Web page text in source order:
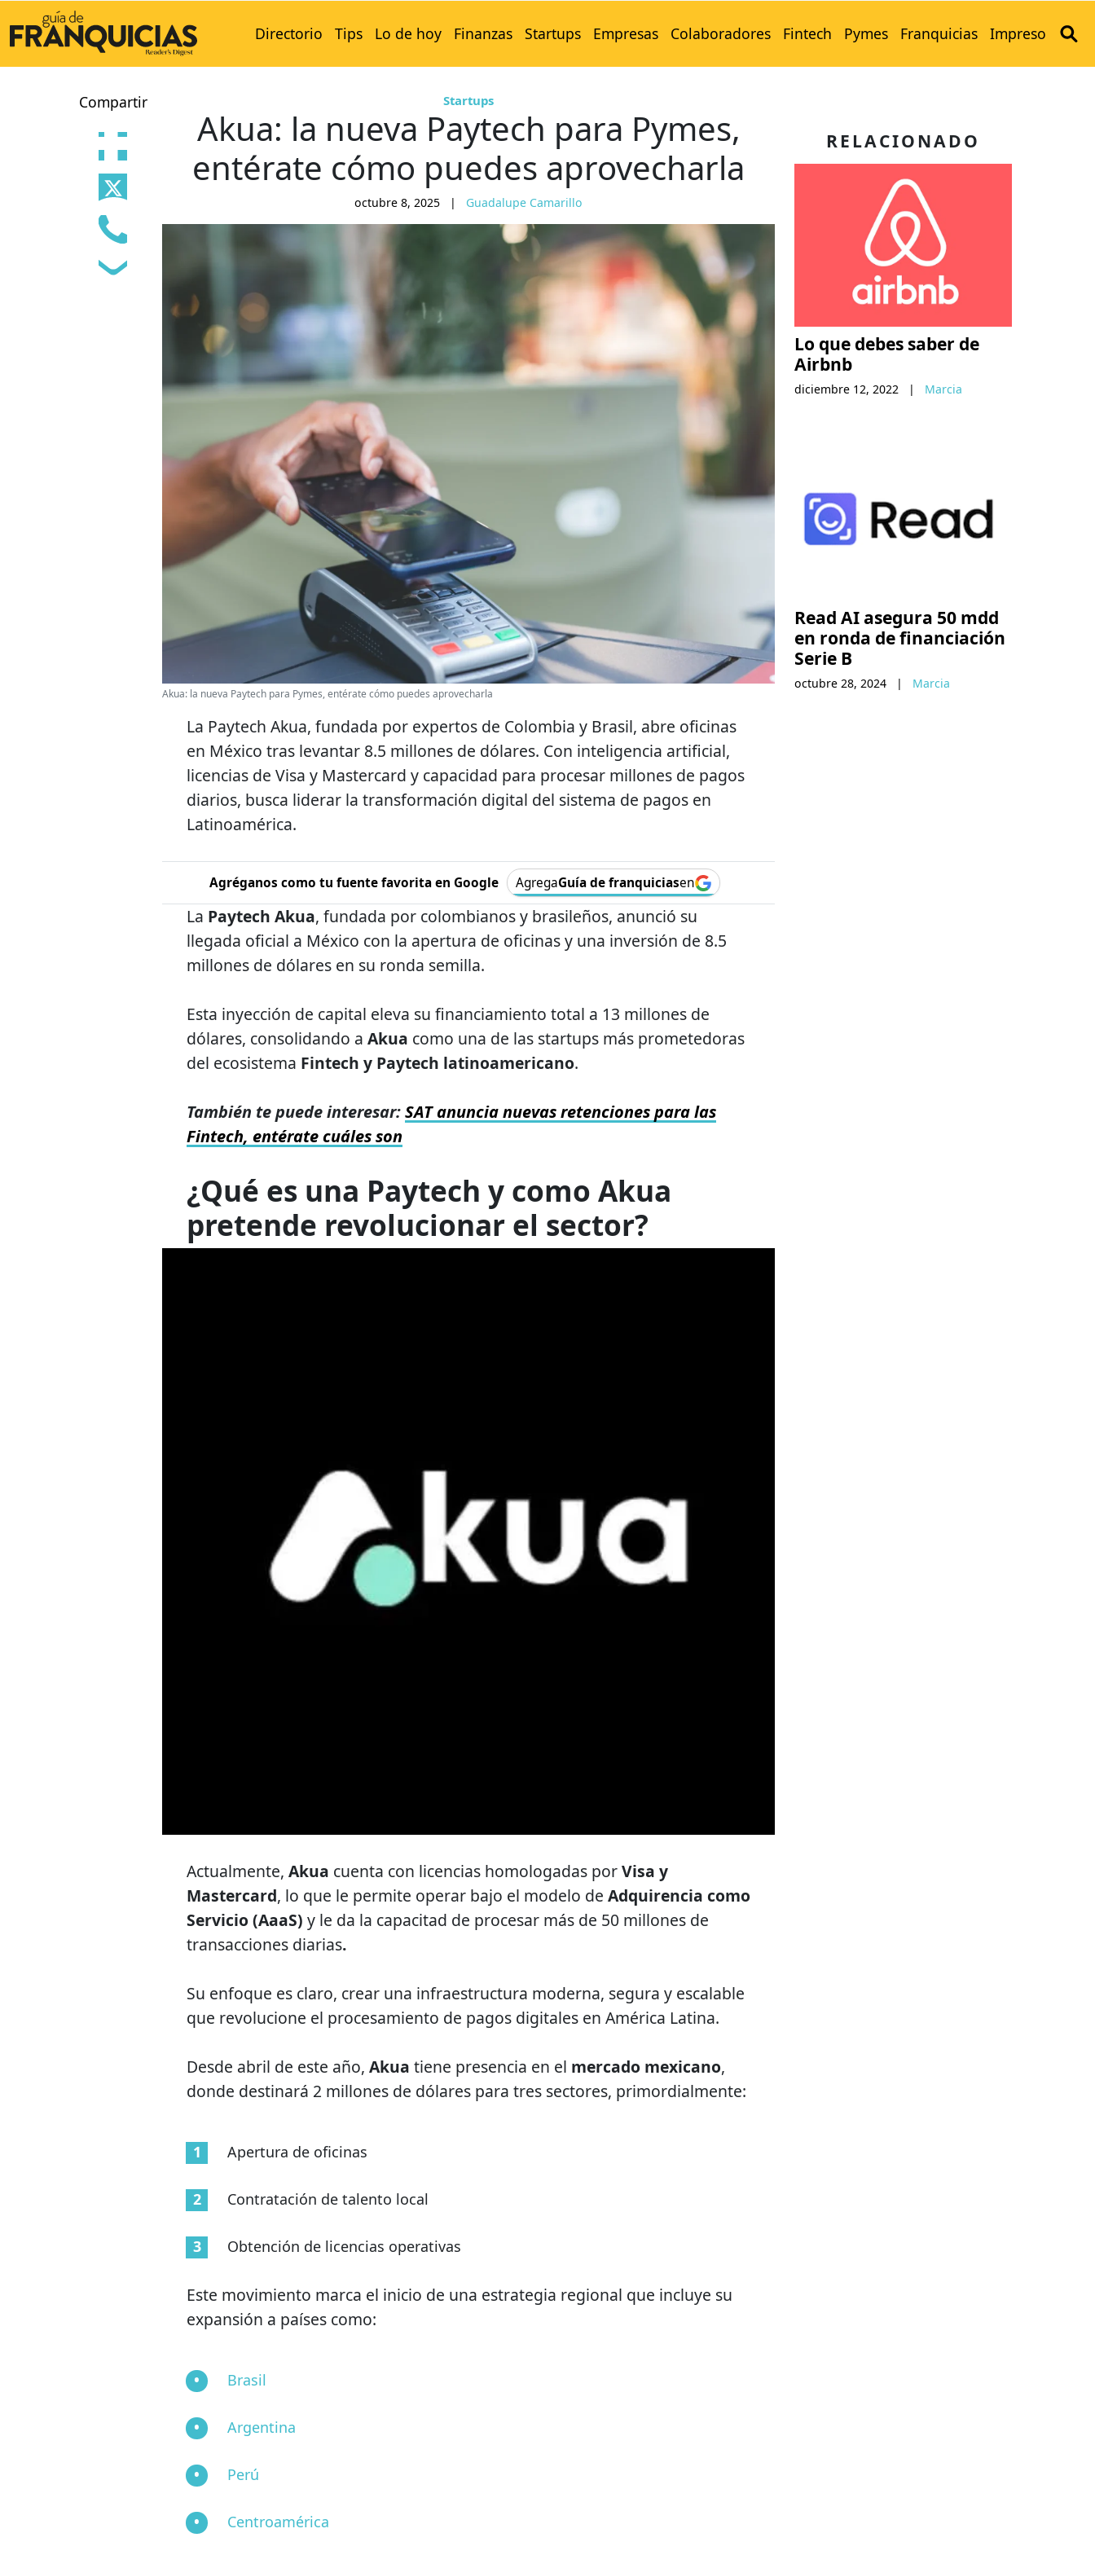
Directorio Tips Lo de hoy Finanzas Startups Empresas Colaboradores Fintech Pymes Franquicias Impreso
Compartir Startups
Akua: la nueva Paytech para Pymes,
entérate cómo puedes aprovecharla
octubre 8, 2025 | Guadalupe Camarillo
Akua: la nueva Paytech para Pymes, entérate cómo puedes aprovecharla
La Paytech Akua, fundada por expertos de Colombia y Brasil, abre oficinas
en México tras levantar 8.5 millones de dólares. Con inteligencia artificial,
licencias de Visa y Mastercard y capacidad para procesar millones de pagos
diarios, busca liderar la transformación digital del sistema de pagos en
Latinoamérica.
Agréganos como tu fuente favorita en Google AgregaGuía de franquiciasen
La Paytech Akua, fundada por colombianos y brasileños, anunció su
llegada oficial a México con la apertura de oficinas y una inversión de 8.5
millones de dólares en su ronda semilla.
Esta inyección de capital eleva su financiamiento total a 13 millones de
dólares, consolidando a Akua como una de las startups más prometedoras
del ecosistema Fintech y Paytech latinoamericano.
También te puede interesar:SAT anuncia nuevas retenciones para las
Fintech, entérate cuáles son
¿Qué es una Paytech y como Akua
pretende revolucionar el sector?
Actualmente, Akua cuenta con licencias homologadas porVisa y
Mastercard, lo que le permite operar bajo el modelo de Adquirencia como
Servicio (AaaS) y le da la capacitad de procesar más de 50 millones de
transacciones diarias.
Su enfoque es claro, crear una infraestructura moderna, segura y escalable
que revolucione el procesamiento de pagos digitales en América Latina.
Desde abril de este año, Akua tiene presencia en el mercado mexicano,
donde destinará 2 millones de dólares para tres sectores, primordialmente:
Apertura de oficinas
Contratación de talento local
Obtención de licencias operativas
Este movimiento marca el inicio de una estrategia regional que incluye su
expansión a países como:
Brasil
Argentina
Perú
Centroamérica
RELACIONADO
Lo que debes saber de
Airbnb
diciembre 12, 2022 | Marcia
Read AI asegura 50 mdd
en ronda de financiación
Serie B
octubre 28, 2024 | Marcia